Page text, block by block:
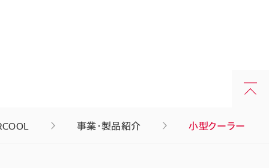
事業・製品紹介 小型クーラー